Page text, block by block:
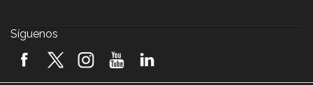
2026! (video)
Síguenos